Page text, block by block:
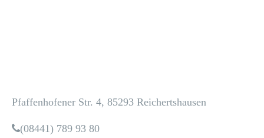
Pfaffenhofener Str. 4, 85293 Reichertshausen
(08441) 789 93 80